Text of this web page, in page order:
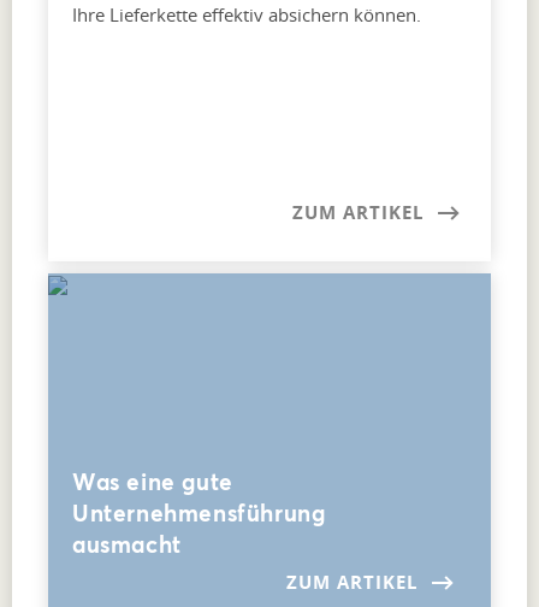
Ihre Lieferkette effektiv absichern können.
ZUM ARTIKEL
Was eine gute
Unternehmensführung
ausmacht
ZUM ARTIKEL